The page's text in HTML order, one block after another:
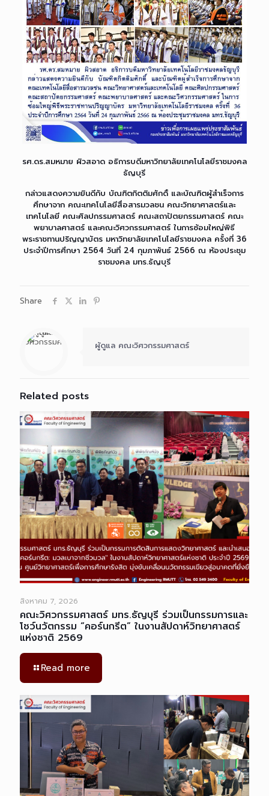
รศ.ดร.สมหมาย ผิวสอาด อธิการบดีมหาวิทยาลัยเทคโนโลยีราชมงคล
ธัญบุรี
กล่าวแสดงความยินดีกับ บัณฑิตกิตติมศักดิ์ และบัณฑิตผู้สำเร็จการ
ศึกษาจาก คณะเทคโนโลยีสื่อสารมวลชน คณะวิทยาศาสตร์และ
เทคโนโลยี คณะศิลปกรรมศาสตร์ คณะสถาปัตยกรรมศาสตร์ คณะ
พยาบาลศาสตร์ และคณะวิศวกรรมศาสตร์ ในการซ้อมใหญ่พิธี
พระราชทานปริญญาบัตร มหาวิทยาลัยเทคโนโลยีราชมงคล ครั้งที่ 36
ประจำปีการศึกษา 2564 วันที่ 24 กุมภาพันธ์ 2566 ณ ห้องประชุม
ราชมงคล มทร.ธัญบุรี
Share
ผู้ดูแล คณะวิศวกรรมศาสตร์
Related posts
สิงหาคม 7, 2026
คณะวิศวกรรมศาสตร์ มทร.ธัญบุรี ร่วมเป็นกรรมการและ
โชว์นวัตกรรม “คอร์นกรีต” ในงานสัปดาห์วิทยาศาสตร์
แห่งชาติ 2569
Read more